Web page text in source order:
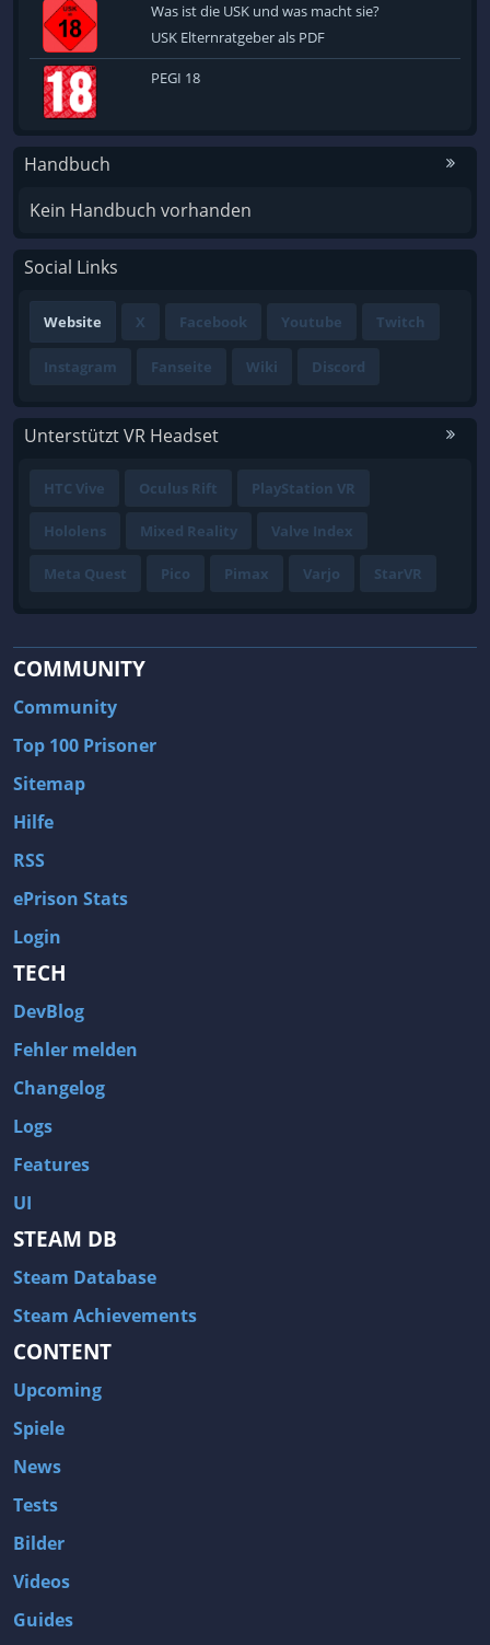
Was ist die USK und was macht sie?
USK Elternratgeber als PDF
PEGI 18
Handbuch
Kein Handbuch vorhanden
Social Links
Website X Facebook Youtube Twitch
Instagram Fanseite Wiki Discord
Unterstützt VR Headset
HTC Vive Oculus Rift PlayStation VR
Hololens Mixed Reality Valve Index
Meta Quest Pico Pimax Varjo StarVR
COMMUNITY
Community
Top 100 Prisoner
Sitemap
Hilfe
RSS
ePrison Stats
Login
TECH
DevBlog
Fehler melden
Changelog
Logs
Features
UI
STEAM DB
Steam Database
Steam Achievements
CONTENT
Upcoming
Spiele
News
Tests
Bilder
Videos
Guides